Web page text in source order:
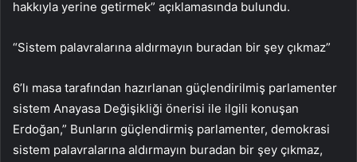
hakkıyla yerine getirmek” açıklamasında bulundu.
“Sistem palavralarına aldırmayın buradan bir şey çıkmaz”
6’lı masa tarafından hazırlanan güçlendirilmiş parlamenter
sistem Anayasa Değişikliği önerisi ile ilgili konuşan
Erdoğan,” Bunların güçlendirmiş parlamenter, demokrasi
sistem palavralarına aldırmayın buradan bir şey çıkmaz,